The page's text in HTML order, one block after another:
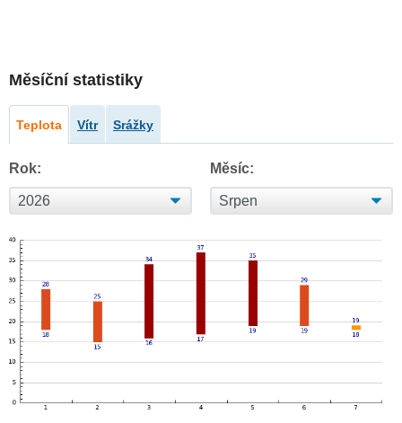
Měsíční statistiky
Teplota Vítr Srážky
Rok: Měsíc: